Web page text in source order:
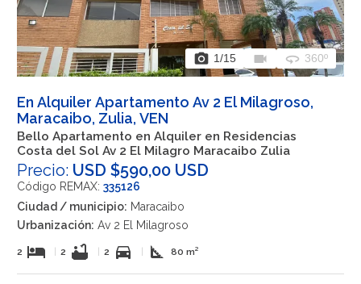
photo_camera 1/15 videocam 360 360º
En Alquiler Apartamento Av 2 El Milagroso,
Maracaibo, Zulia, VEN
Bello Apartamento en Alquiler en Residencias
Costa del Sol Av 2 El Milagro Maracaibo Zulia
Precio: USD $590,00 USD
Código REMAX: 335126
Ciudad / municipio: Maracaibo
Urbanización: Av 2 El Milagroso
2 hotel 2 bathtub 2 directions_car square_foot 80 m²